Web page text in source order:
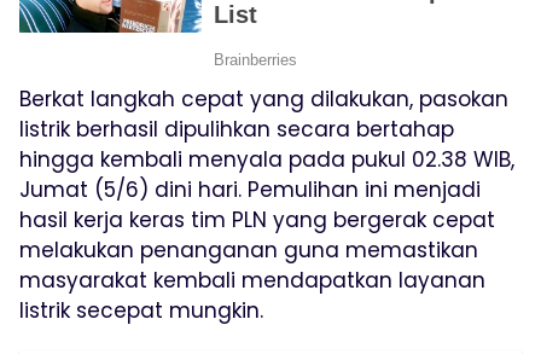
Berkat langkah cepat yang dilakukan, pasokan
listrik berhasil dipulihkan secara bertahap
hingga kembali menyala pada pukul 02.38 WIB,
Jumat (5/6) dini hari. Pemulihan ini menjadi
hasil kerja keras tim PLN yang bergerak cepat
melakukan penanganan guna memastikan
masyarakat kembali mendapatkan layanan
listrik secepat mungkin.